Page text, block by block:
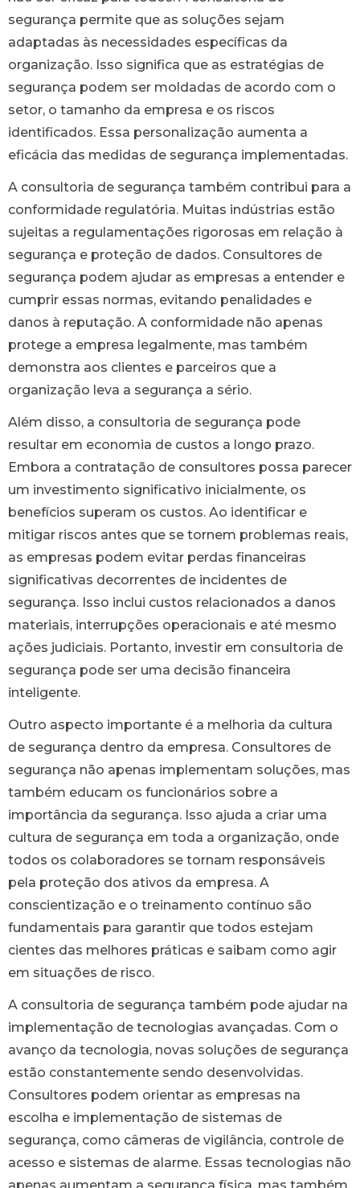
segurança permite que as soluções sejam
adaptadas às necessidades específicas da
organização. Isso significa que as estratégias de
segurança podem ser moldadas de acordo com o
setor, o tamanho da empresa e os riscos
identificados. Essa personalização aumenta a
eficácia das medidas de segurança implementadas.
A consultoria de segurança também contribui para a
conformidade regulatória. Muitas indústrias estão
sujeitas a regulamentações rigorosas em relação à
segurança e proteção de dados. Consultores de
segurança podem ajudar as empresas a entender e
cumprir essas normas, evitando penalidades e
danos à reputação. A conformidade não apenas
protege a empresa legalmente, mas também
demonstra aos clientes e parceiros que a
organização leva a segurança a sério.
Além disso, a consultoria de segurança pode
resultar em economia de custos a longo prazo.
Embora a contratação de consultores possa parecer
um investimento significativo inicialmente, os
benefícios superam os custos. Ao identificar e
mitigar riscos antes que se tornem problemas reais,
as empresas podem evitar perdas financeiras
significativas decorrentes de incidentes de
segurança. Isso inclui custos relacionados a danos
materiais, interrupções operacionais e até mesmo
ações judiciais. Portanto, investir em consultoria de
segurança pode ser uma decisão financeira
inteligente.
Outro aspecto importante é a melhoria da cultura
de segurança dentro da empresa. Consultores de
segurança não apenas implementam soluções, mas
também educam os funcionários sobre a
importância da segurança. Isso ajuda a criar uma
cultura de segurança em toda a organização, onde
todos os colaboradores se tornam responsáveis
pela proteção dos ativos da empresa. A
conscientização e o treinamento contínuo são
fundamentais para garantir que todos estejam
cientes das melhores práticas e saibam como agir
em situações de risco.
A consultoria de segurança também pode ajudar na
implementação de tecnologias avançadas. Com o
avanço da tecnologia, novas soluções de segurança
estão constantemente sendo desenvolvidas.
Consultores podem orientar as empresas na
escolha e implementação de sistemas de
segurança, como câmeras de vigilância, controle de
acesso e sistemas de alarme. Essas tecnologias não